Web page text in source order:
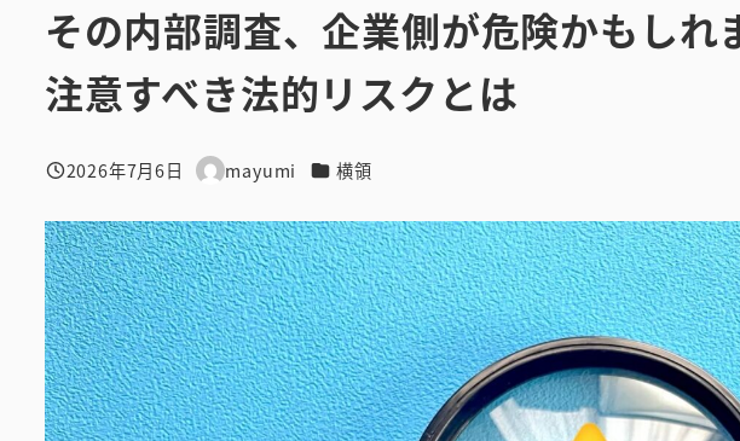
その内部調査、企業側が危険かもしれ
注意すべき法的リスクとは
投稿日
2026年7月6日
著
mayumi カテゴリー
横領